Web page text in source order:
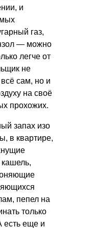
и
газ,
— можно
легче от
не
сам, но и
на своё
прохожих.
запах изо
в квартире,
пепел на
только
есть еще и